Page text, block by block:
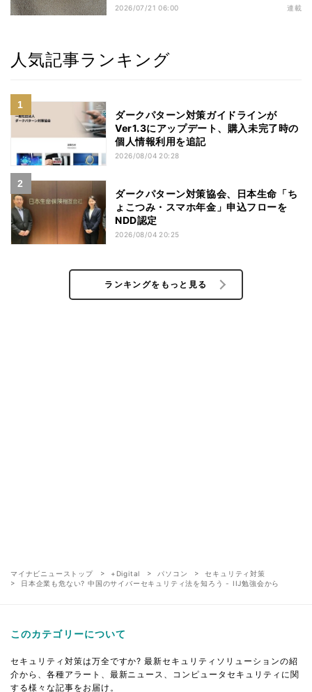
2026/07/21 06:00 連載
人気記事ランキング
ダークパターン対策ガイドラインが
Ver1.3にアップデート、購入未完了時の
個人情報利用を追記
2026/08/04 20:28
ダークパターン対策協会、日本生命「ち
ょこつみ・スマホ年金」申込フローを
NDD認定
2026/08/04 20:25
ランキングをもっと見る
マイナビニューストップ +Digital パソコン
セキュリティ対策
日本企業も危ない? 中国のサイバーセキュリティ法を知ろう - IIJ勉強会から
このカテゴリーについて
セキュリティ対策は万全ですか? 最新セキュリティソリューションの紹
介から、各種アラート、最新ニュース、コンピュータセキュリティに関
する様々な記事をお届け。